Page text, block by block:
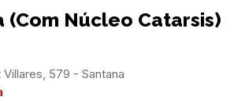
(Com Núcleo Catarsis)